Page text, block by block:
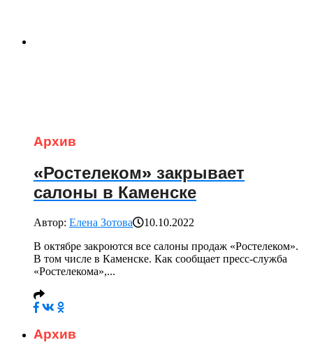
Архив
«Ростелеком» закрывает
салоны в Каменске
Автор: Елена Зотова
10.10.2022
В октябре закроются все салоны продаж «Ростелеком».
В том числе в Каменске. Как сообщает пресс-служба
«Ростелекома»,...
Архив